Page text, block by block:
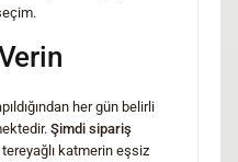
her gün belirli
Şimdi sipariş
tereyağlı katmerin eşsiz